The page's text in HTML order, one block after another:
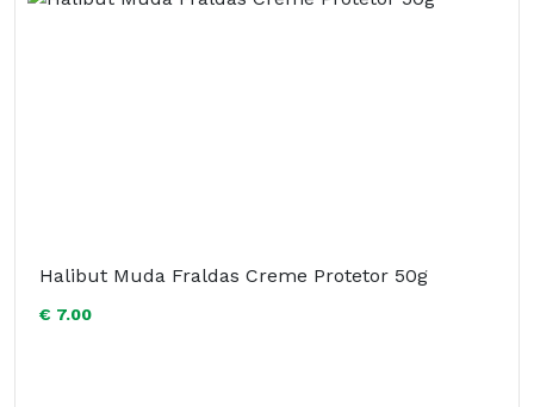
Halibut Muda Fraldas Creme Protetor 50g
€ 7.00